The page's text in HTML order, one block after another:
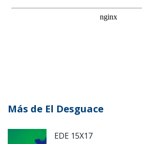
Más de El Desguace
EDE 15X17